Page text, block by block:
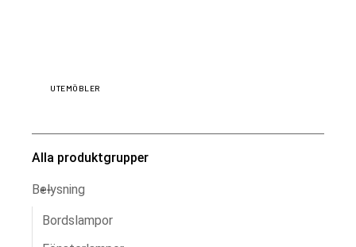
UTEMÖBLER
Alla produktgrupper
Belysning
Bordslampor